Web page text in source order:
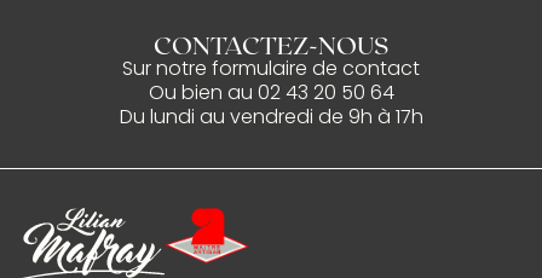
CONTACTEZ-NOUS
Sur notre formulaire de contact
Ou bien au 02 43 20 50 64
Du lundi au vendredi de 9h à 17h